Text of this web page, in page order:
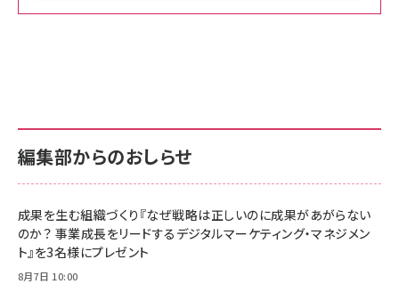
￥880
anan(アンアン)2026/06/24号 No.2500増刊
スペシャルエディション[王道エンタメの矜持／
￥1,100
anan(アンアン)2026/07/08号 No.2502[2026
サポート正規品 メーカー保証5年 KLMEA128G
NIMASO ガラスフィルム iPhone 17 用 保護フィ
すい ガイド枠付き いPhone17 (6.3インチ) 対応
2枚セット DSP25F1698
￥1,599
サポート正規品 メーカー保証5年 KLMEA128G
Amazon eギフトカード - Amazonロゴ - クラ
￥5,000
Anker PowerLine III Flow USB-C & USB-C
編集部からのおしらせ
成果を生む組織づくり『なぜ戦略は正しいのに成果があがらない
のか？ 事業成長をリードするデジタルマーケティング・マネジメン
ト』を3名様にプレゼント
8月7日 10:00